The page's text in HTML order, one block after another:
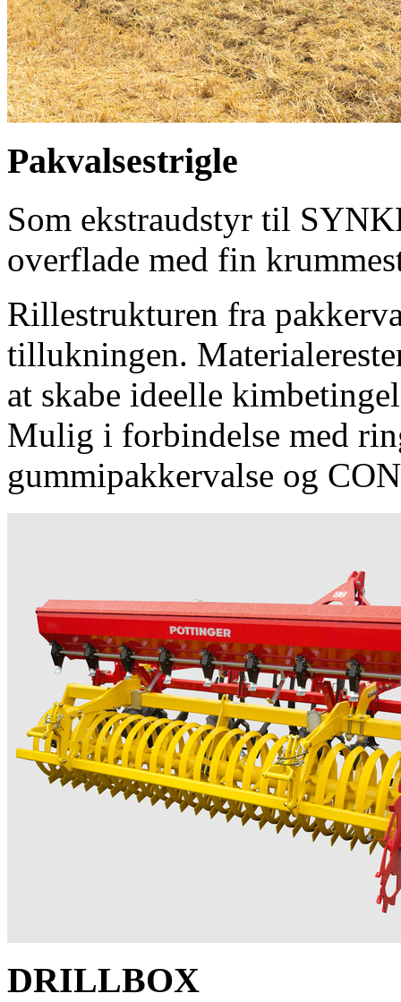
Pakvalsestrigle
Som ekstraudstyr til
overflade med fin
Rillestrukturen fra
tillukningen.
at skabe ideelle
Mulig i forbindelse med
gummipakkervalse og
DRILLBOX